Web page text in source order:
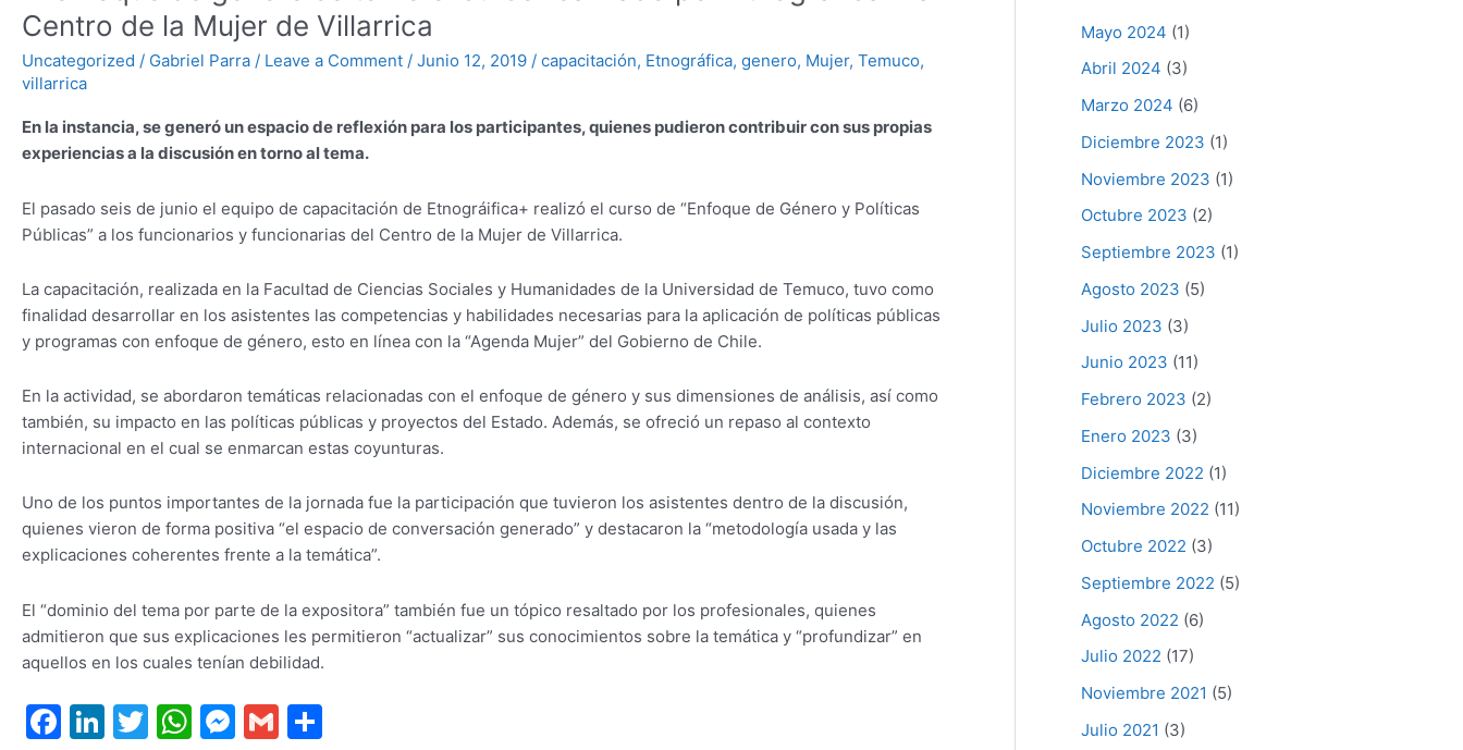
Centro de la Mujer de Villarrica
Uncategorized / Gabriel Parra / Leave a Comment / Junio 12, 2019 / capacitación, Etnográfica, genero, Mujer, Temuco,
villarrica
En la instancia, se generó un espacio de reflexión para los participantes, quienes pudieron contribuir con sus propias
experiencias a la discusión en torno al tema.
El pasado seis de junio el equipo de capacitación de Etnográifica+ realizó el curso de “Enfoque de Género y Políticas
Públicas” a los funcionarios y funcionarias del Centro de la Mujer de Villarrica.
La capacitación, realizada en la Facultad de Ciencias Sociales y Humanidades de la Universidad de Temuco, tuvo como
finalidad desarrollar en los asistentes las competencias y habilidades necesarias para la aplicación de políticas públicas
y programas con enfoque de género, esto en línea con la “Agenda Mujer” del Gobierno de Chile.
En la actividad, se abordaron temáticas relacionadas con el enfoque de género y sus dimensiones de análisis, así como
también, su impacto en las políticas públicas y proyectos del Estado. Además, se ofreció un repaso al contexto
internacional en el cual se enmarcan estas coyunturas.
Uno de los puntos importantes de la jornada fue la participación que tuvieron los asistentes dentro de la discusión,
quienes vieron de forma positiva “el espacio de conversación generado” y destacaron la “metodología usada y las
explicaciones coherentes frente a la temática”.
El “dominio del tema por parte de la expositora” también fue un tópico resaltado por los profesionales, quienes
admitieron que sus explicaciones les permitieron “actualizar” sus conocimientos sobre la temática y “profundizar” en
aquellos en los cuales tenían debilidad.
F
Li T
W M G
Mayo 2024 (1)
Abril 2024 (3)
Marzo 2024 (6)
Diciembre 2023 (1)
Noviembre 2023 (1)
Octubre 2023 (2)
Septiembre 2023 (1)
Agosto 2023 (5)
Julio 2023 (3)
Junio 2023 (11)
Febrero 2023 (2)
Enero 2023 (3)
Diciembre 2022 (1)
Noviembre 2022 (11)
Octubre 2022 (3)
Septiembre 2022 (5)
Agosto 2022 (6)
Julio 2022 (17)
Noviembre 2021 (5)
Julio 2021 (3)